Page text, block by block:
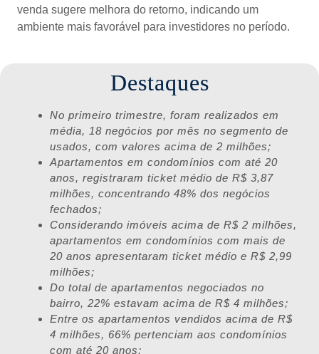
venda sugere melhora do retorno, indicando um
ambiente mais favorável para investidores no período.
Destaques
No primeiro trimestre, foram realizados em
média, 18 negócios por mês no segmento de
usados, com valores acima de 2 milhões;
Apartamentos em condomínios com até 20
anos, registraram ticket médio de R$ 3,87
milhões, concentrando 48% dos negócios
fechados;
Considerando imóveis acima de R$ 2 milhões,
apartamentos em condomínios com mais de
20 anos apresentaram ticket médio e R$ 2,99
milhões;
Do total de apartamentos negociados no
bairro, 22% estavam acima de R$ 4 milhões;
Entre os apartamentos vendidos acima de R$
4 milhões, 66% pertenciam aos condomínios
com até 20 anos;